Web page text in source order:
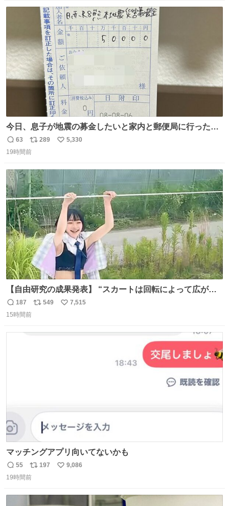
数
今日、息子が地震の募金したいと家内と郵便局に行ったみ
たいです。おもちゃとか買う選択肢もあったと思うけど、
自分で貯めてた2万円を役に立てて欲しい、みんなも元気
かできたらなぁと思いました。
返
信
63
リ
ポ
ト
数
289
い
5,330
19時間前
【自由研究の成果発表】 “スカートは回転によって広がる
が、岡澤恋によって270°までなら広がらずに回転が可能な
ことが証明された！”
返
信
187
リ
549
い
7,515
15時間前
マッチングアプリ向いてないかも
返
信
55
リ
ポ
197
い
9,086
19時間前